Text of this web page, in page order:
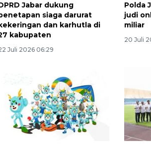
Jabar dukung
siaga darurat
kekeringan dan karhutla di
kabupaten
Juli 2026 06:29
Polda
judi
miliar
20 Juli
Vaksin HPV
laki
2026-08-06